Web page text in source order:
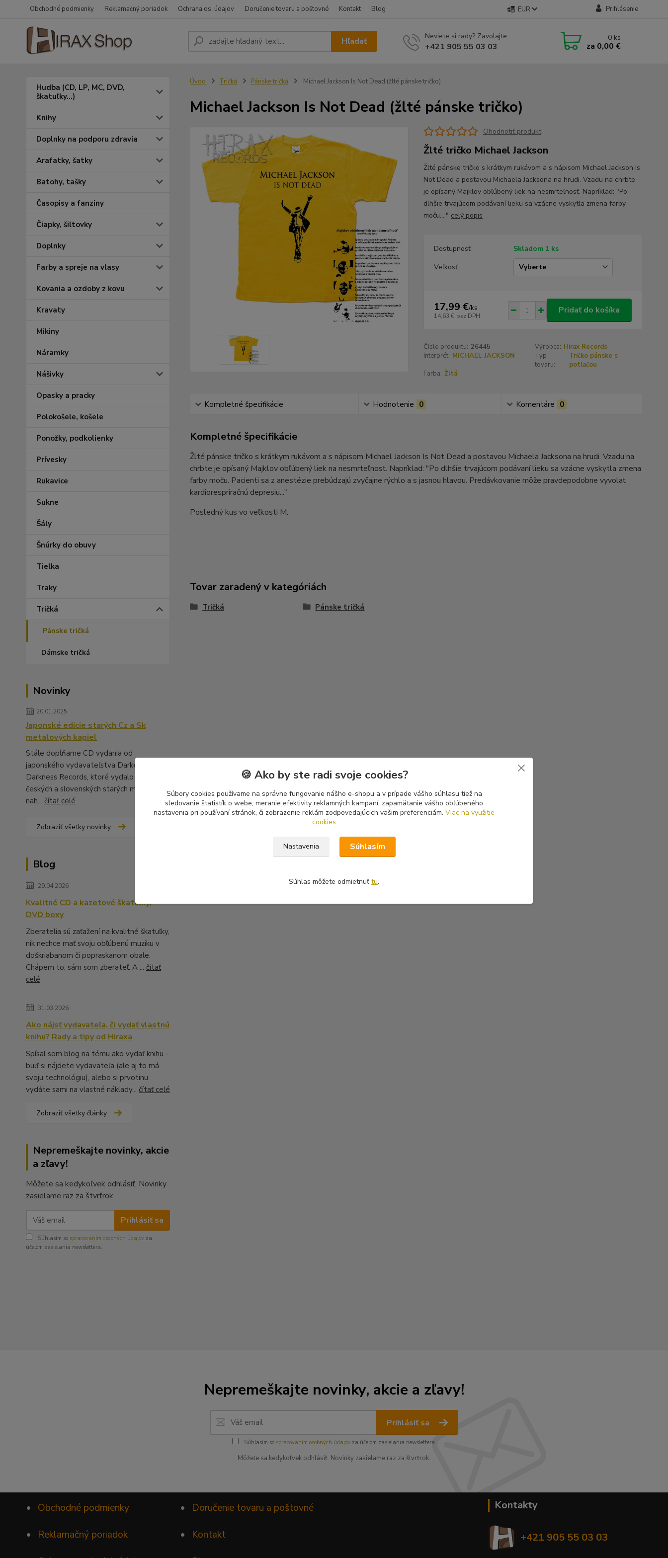
Obchodné podmienky Reklamačný poriadok Ochrana os. údajov Doručenie tovaru a poštovné Kontakt Blog EUR Prihlásenie
Hľadať Neviete si rady? Zavolajte.
+421 905 55 03 03
0 ks
za 0,00 €
Hudba (CD, LP, MC, DVD,
škatuľky...)
Knihy
Doplnky na podporu zdravia
Arafatky, šatky
Batohy, tašky
Časopisy a fanziny
Čiapky, šiltovky
Doplnky
Farby a spreje na vlasy
Kovania a ozdoby z kovu
Kravaty
Mikiny
Náramky
Nášivky
Opasky a pracky
Polokošele, košele
Ponožky, podkolienky
Prívesky
Rukavice
Sukne
Šály
Šnúrky do obuvy
Tielka
Traky
Tričká
Pánske tričká
Dámske tričká
Novinky
20.01.2025
Japonské edície starých Cz a Sk
metalových kapiel
Stále dopĺňame CD vydania od
japonského vydavateľstva Darker Than
Darkness Records, ktoré vydalo množstvo
českých a slovenských starých metalových
nah... čítať celé
Zobraziť všetky novinky
Blog
29.04.2026
Kvalitné CD a kazetové škatuľky,
DVD boxy
Zberatelia sú zaťažení na kvalitné škatuľky,
nik nechce mať svoju obľúbenú muziku v
doškriabanom či popraskanom obale.
Chápem to, sám som zberateľ. A ... čítať
celé
31.03.2026
Ako nájsť vydavateľa, či vydať vlastnú
knihu? Rady a tipy od Hiraxa
Spísal som blog na tému ako vydať knihu -
buď si nájdete vydavateľa (ale aj to má
svoju technológiu), alebo si prvotinu
vydáte sami na vlastné náklady... čítať celé
Zobraziť všetky články
Nepremeškajte novinky, akcie
a zľavy!
Môžete sa kedykoľvek odhlásiť. Novinky
zasielame raz za štvrťrok.
Prihlásiť sa
Súhlasím so spracovaním osobných údajov za
účelom zasielania newslettera.
Úvod Tričká Pánske tričká Michael Jackson Is Not Dead (žlté pánske tričko)
Michael Jackson Is Not Dead (žlté pánske tričko)
Ohodnotiť produkt
Žlté tričko Michael Jackson
Žlté pánske tričko s krátkym rukávom a s nápisom Michael Jackson Is
Not Dead a postavou Michaela Jacksona na hrudi. Vzadu na chrbte
je opísaný Majklov obľúbený liek na nesmrteľnosť. Napríklad: "Po
dlhšie trvajúcom podávaní lieku sa vzácne vyskytla zmena farby
moču...." celý popis
Dostupnosť
Skladom 1 ks
Veľkosť
17,99 €/ks
14,63 € bez DPH
Pridať do košíka
Číslo produktu: 26445 Výrobca: Hirax Records
Interprét: MICHAEL JACKSON
Typ
tovaru:
Tričko pánske s
potlačou
Farba: Žltá
Kompletné špecifikácie Hodnotenie 0 Komentáre 0
Kompletné špecifikácie
Žlté pánske tričko s krátkym rukávom a s nápisom Michael Jackson Is Not Dead a postavou Michaela Jacksona na hrudi. Vzadu na
chrbte je opísaný Majklov obľúbený liek na nesmrteľnosť. Napríklad: "Po dlhšie trvajúcom podávaní lieku sa vzácne vyskytla zmena
farby moču. Pacienti sa z anestézie prebúdzajú zvyčajne rýchlo a s jasnou hlavou. Predávkovanie môže pravdepodobne vyvolať
kardiorespriračnú depresiu..."
Posledný kus vo veľkosti M.
Tovar zaradený v kategóriách
Tričká Pánske tričká
Nepremeškajte novinky, akcie a zľavy!
Prihlásiť sa
Súhlasím so spracovaním osobných údajovza účelom zasielania newslettera.
Môžete sa kedykoľvek odhlásiť. Novinky zasielame raz za štvrťrok.
• Obchodné podmienky
• Reklamačný poriadok
• Doručenie tovaru a poštovné
• Kontakt
Kontakty
+421 905 55 03 03
🍪 Ako by ste radi svoje cookies?
Súbory cookies používame na správne fungovanie nášho e-shopu a v prípade vášho súhlasu tiež na
sledovanie štatistík o webe, meranie efektivity reklamných kampaní, zapamätanie vášho obľúbeného
nastavenia pri používaní stránok, či zobrazenie reklám zodpovedajúcich vašim preferenciám. Viac na využitie
cookies
Nastavenia Súhlasím
Súhlas môžete odmietnuť tu.